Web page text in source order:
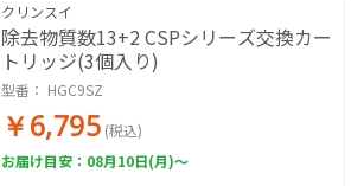
クリンスイ
除去物質数13+2 CSPシリーズ交換カー
トリッジ(3個入り)
型番： HGC9SZ
￥6,795 (税込)
お届け目安：08月10日(月)～